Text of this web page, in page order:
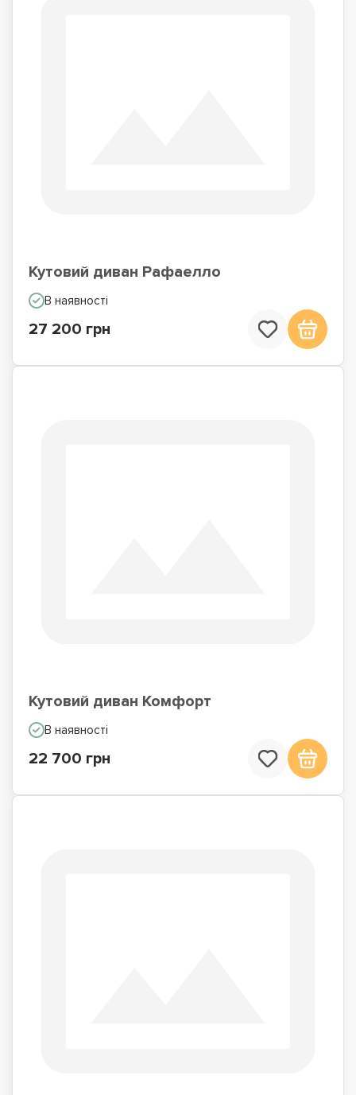
Кутовий диван Рафаелло
В наявності
27 200 грн
Кутовий диван Комфорт
В наявності
22 700 грн